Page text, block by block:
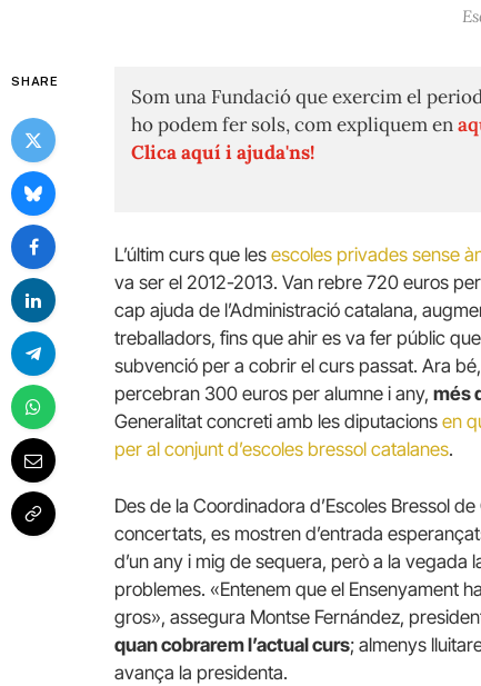
SHARE
Som una Fundació que exercim el
ho podem fer sols, com expliquem en
Clica aquí i ajuda'ns!
L’últim curs que les escoles privades sense
va ser el 2012-2013. Van rebre 720 euros
cap ajuda de l’Administració catalana,
treballadors, fins que ahir es va fer públic
subvenció per a cobrir el curs passat. Ara
percebran 300 euros per alumne i any, més
Generalitat concreti amb les diputacions en
per al conjunt d’escoles bressol catalanes.
Des de la Coordinadora d’Escoles Bressol
concertats, es mostren d’entrada
d’un any i mig de sequera, però a la vegada
problemes. «Entenem que el Ensenyament
gros», assegura Montse Fernández,
quan cobrarem l’actual curs; almenys
avança la presidenta.